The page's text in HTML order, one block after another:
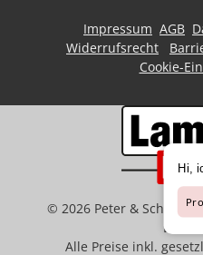
Impressum AGB
Widerrufsrecht
Cookie-
©2026 Peter &
Alle Preise inkl.